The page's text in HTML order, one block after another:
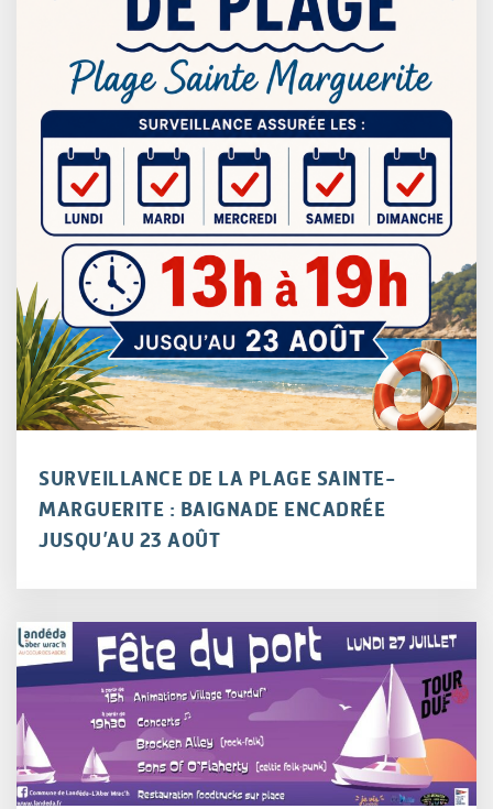
SURVEILLANCE DE LA PLAGE SAINTE-
MARGUERITE : BAIGNADE ENCADRÉE
JUSQU’AU 23 AOÛT